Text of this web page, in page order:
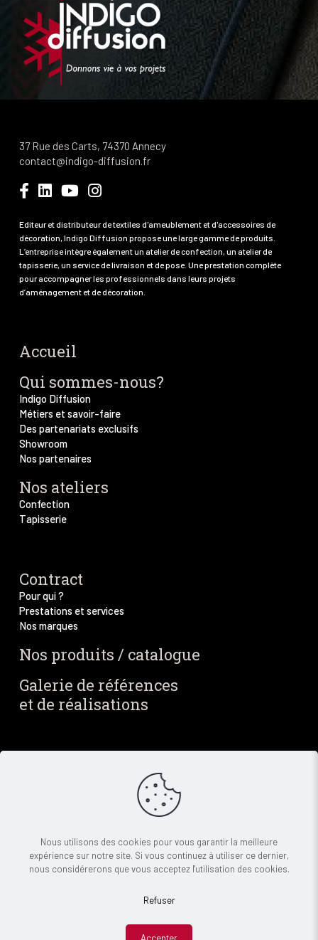
37 Rue des Carts, 74370 Annecy
contact@indigo-diffusion.fr
Editeur et distributeur de textiles d'ameublement et d'accessoires de
décoration, Indigo Diffusion propose une large gamme de produits.
L’entreprise intègre également un atelier de confection, un atelier de
tapisserie, un service de livraison et de pose. Une prestation complète
pour accompagner les professionnels dans leurs projets
d’aménagement et de décoration.
Accueil
Qui sommes-nous?
Indigo Diffusion
Métiers et savoir-faire
Des partenariats exclusifs
Showroom
Nos partenaires
Nos ateliers
Confection
Tapisserie
Contract
Pour qui ?
Prestations et services
Nos marques
Nos produits / catalogue
Galerie de références
et de réalisations
Contact
Demande de devis
Nous utilisons des cookies pour vous garantir la meilleure
expérience sur notre site. Si vous continuez à utiliser ce dernier,
nous considérerons que vous acceptez l'utilisation des cookies.
Refuser